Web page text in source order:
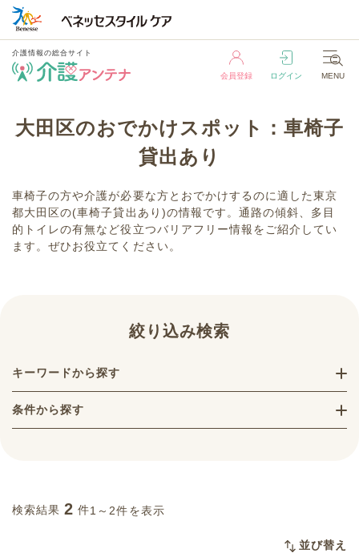
介護情報の総合サイト
会員登録 ログイン MENU
会員登録 ログイン MENU
大田区のおでかけスポット：車椅子
貸出あり
車椅子の方や介護が必要な方とおでかけするのに適した東京
都大田区の(車椅子貸出あり)の情報です。通路の傾斜、多目
的トイレの有無など役立つバリアフリー情報をご紹介してい
ます。ぜひお役立てください。
絞り込み検索
キーワードから探す
条件から探す
検索結果 2 件1～2件を表示
並び替え